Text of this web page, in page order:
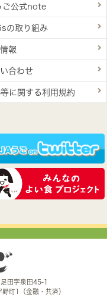
ご公式note
の取り組み
報
合わせ
に関する利用規約
田字泉田45-1
町1（金融・共済）